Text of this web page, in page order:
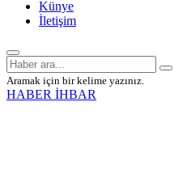
Künye
İletişim
Aramak için bir kelime yazınız.
HABER İHBAR